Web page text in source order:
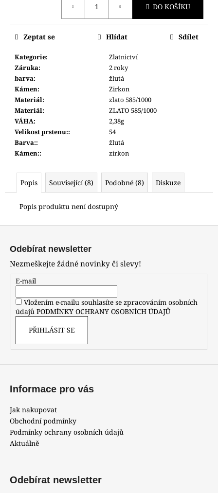
DO KOŠÍKU
Kategorie:
Zlatnictví
Záruka:
2 roky
barva:
žlutá
Kámen:
Zirkon
Materiál:
zlato 585/1000
Materiál:
ZLATO 585/1000
VÁHA:
2,38g
Velikost prstenu::
54
Barva::
žlutá
Kámen:: zirkon
Zeptat se Hlídat Sdílet
Popis Související (8) Podobné (8) Diskuze
Popis produktu není dostupný
POLICE
PEWJG0024402
350
Kč
Odebírat newsletter
Nezmeškejte žádné novinky či slevy!
E-mail
Vložením e-mailu souhlasíte se zpracováním osobních
údajů PODMÍNKY OCHRANY OSOBNÍCH ÚDAJŮ
PŘIHLÁSIT SE
Informace pro vás
Jak nakupovat
Obchodní podmínky
Podmínky ochrany osobních údajů
Aktuálně
Odebírat newsletter